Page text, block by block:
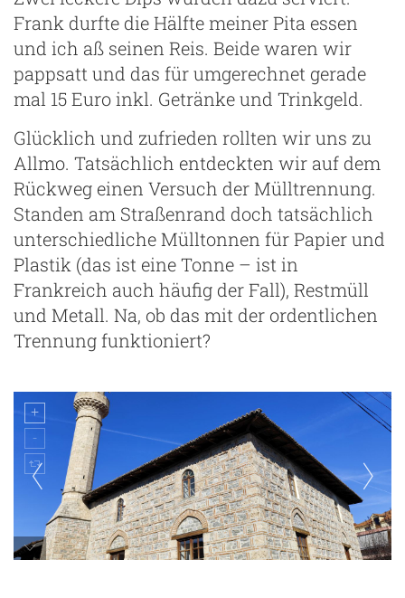
Frank durfte die Hälfte meiner Pita essen
und ich aß seinen Reis. Beide waren wir
pappsatt und das für umgerechnet gerade
mal 15 Euro inkl. Getränke und Trinkgeld.
Glücklich und zufrieden rollten wir uns zu
Allmo. Tatsächlich entdeckten wir auf dem
Rückweg einen Versuch der Mülltrennung.
Standen am Straßenrand doch tatsächlich
unterschiedliche Mülltonnen für Papier und
Plastik (das ist eine Tonne – ist in
Frankreich auch häufig der Fall), Restmüll
und Metall. Na, ob das mit der ordentlichen
Trennung funktioniert?